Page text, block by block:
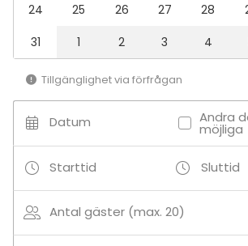
24
25 26 27 28
31
1 2 3 4
Tillgänglighet via förfrågan
Datum Andra
möjliga
Starttid Sluttid
Antal gäster (max. 20)